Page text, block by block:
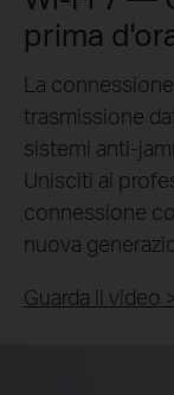
prima
La
trasmissione
sistemi anti-
Unisciti ai
connessione
nuova
Guarda il video